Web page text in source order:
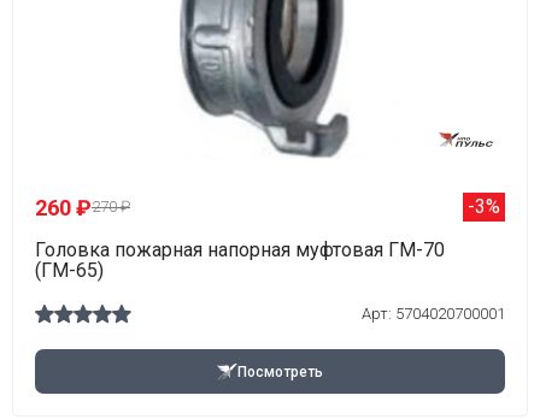
260 ₽270 ₽
-3%
Головка пожарная напорная муфтовая ГМ-70
(ГМ-65)
Арт: 5704020700001
Посмотреть